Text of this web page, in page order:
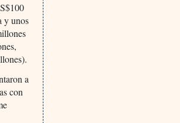
y unos
a
con